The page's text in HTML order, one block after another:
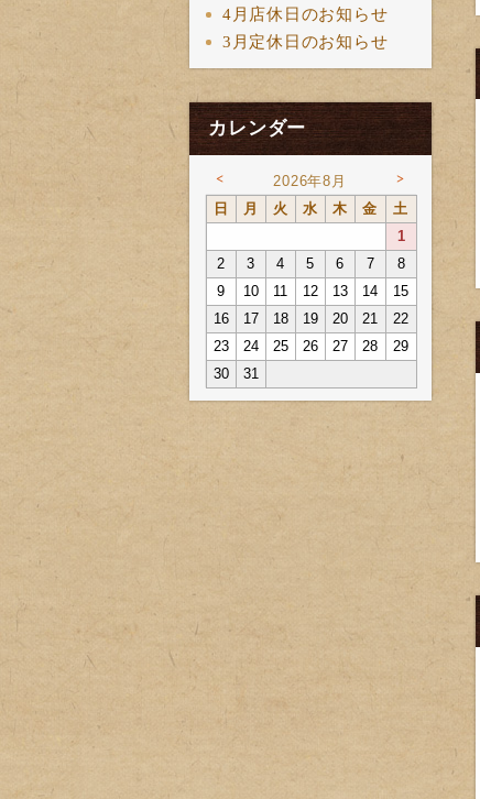
4月店休日のお知らせ
3月定休日のお知らせ
カレンダー
< 2026年8月 >
日 月 火 水 木 金
土
1
2
3 4 5 6 7
8
9
10 11 12 13 14
15
16
17 18 19 20 21
22
23
24 25 26 27 28
29
30
31